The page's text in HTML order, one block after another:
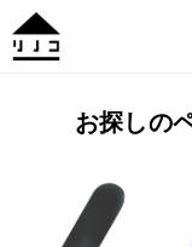
お探しの